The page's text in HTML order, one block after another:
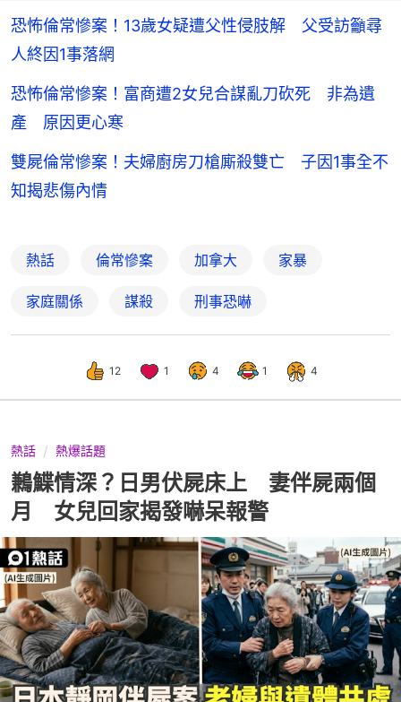
恐怖倫常慘案！13歲女疑遭父性侵肢解 父受訪籲尋
人終因1事落網
恐怖倫常慘案！富商遭2女兒合謀亂刀砍死 非為遺
產 原因更心寒
雙屍倫常慘案！夫婦廚房刀槍廝殺雙亡 子因1事全不
知揭悲傷內情
熱話 倫常慘案 加拿大 家暴
家庭關係 謀殺 刑事恐嚇
12 1 4 1 4
熱話 熱爆話題
鶼鰈情深？日男伏屍床上 妻伴屍兩個
月 女兒回家揭發嚇呆報警